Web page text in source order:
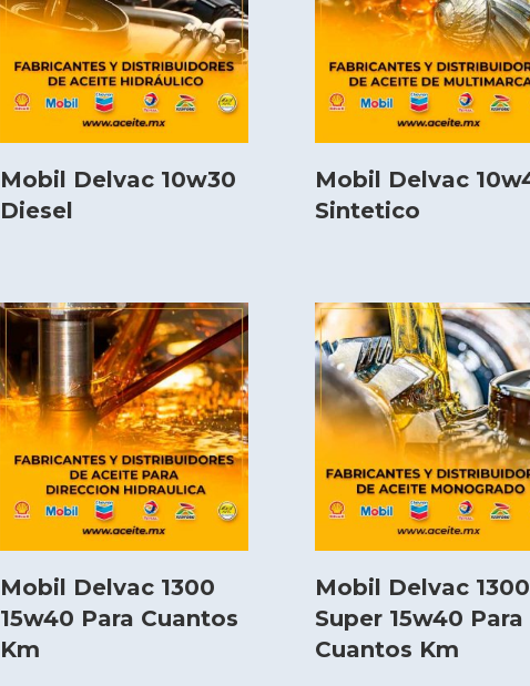
Mobil Delvac 10w30
Diesel
Mobil Delvac
Sintetico
Mobil Delvac 1300
15w40 Para Cuantos
Km
Mobil Delvac 1300
Super 15w40 Para
Cuantos Km